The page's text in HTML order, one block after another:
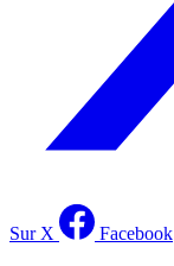
Sur X Facebook